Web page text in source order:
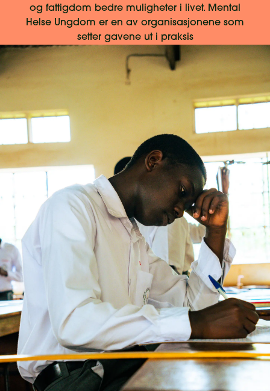
og fattigdom bedre muligheter i livet. Mental
Helse Ungdom er en av organisasjonene som
setter gavene ut i praksis